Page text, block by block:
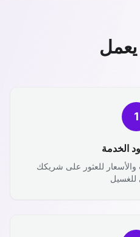
1
الخدمة
والأسعار للعثور على شريكك
للغسيل